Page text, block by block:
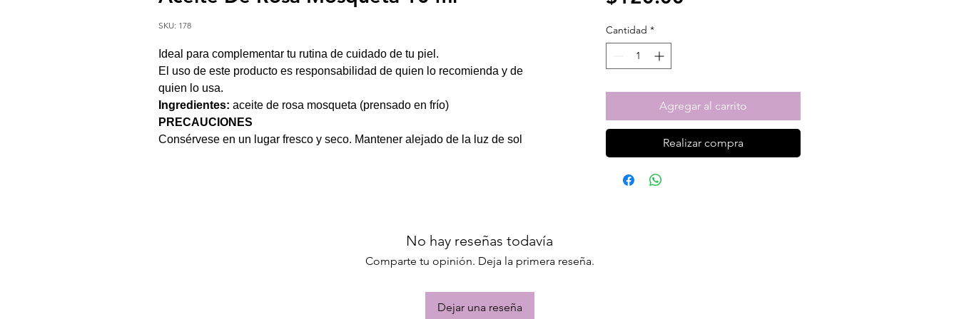
SKU: 178
Ideal para complementar tu rutina de cuidado de tu piel.
El uso de este producto es responsabilidad de quien lo recomienda y de
quien lo usa.
Ingredientes: aceite de rosa mosqueta (prensado en frío)
PRECAUCIONES
Consérvese en un lugar fresco y seco. Mantener alejado de la luz de sol
Cantidad *
Agregar al carrito
Realizar compra
No hay reseñas todavía
Comparte tu opinión. Deja la primera reseña.
Dejar una reseña